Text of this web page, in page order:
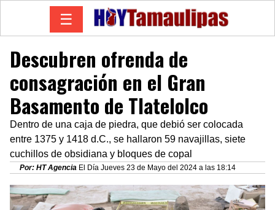
☰
Descubren ofrenda de
consagración en el Gran
Basamento de Tlatelolco
Dentro de una caja de piedra, que debió ser colocada
entre 1375 y 1418 d.C., se hallaron 59 navajillas, siete
cuchillos de obsidiana y bloques de copal
Por: HT Agencia El Día Jueves 23 de Mayo del 2024 a las 18:14